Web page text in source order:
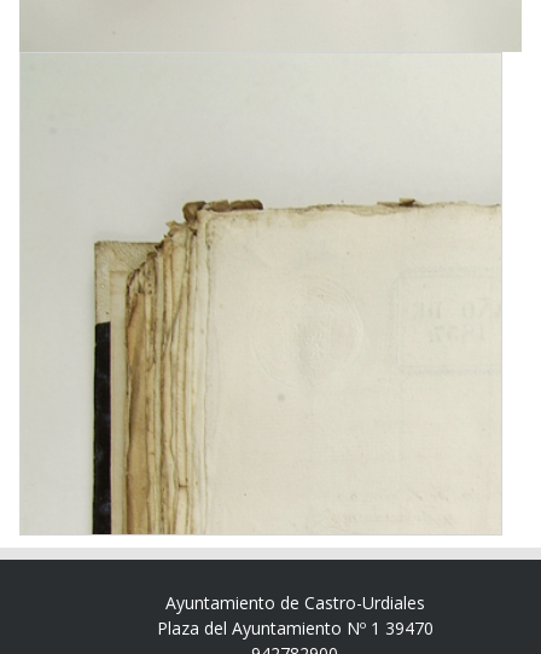
Ayuntamiento de Castro-Urdiales
Plaza del Ayuntamiento Nº 1 39470